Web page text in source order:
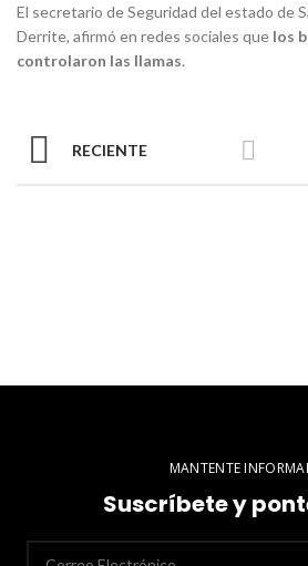
El secretario de Seguridad del estado de
Derrite, afirmó en redes sociales que los
controlaron las llamas.
RECIENTE
MANTENTE
Suscríbete y